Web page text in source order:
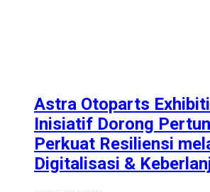
Astra Otoparts
Inisiatif Dorong
Perkuat Resiliensi
Digitalisasi &